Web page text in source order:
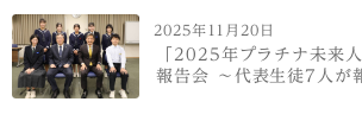
2025年11月20日
「2025年プラチナ未来
報告会 ～代表生徒7人が